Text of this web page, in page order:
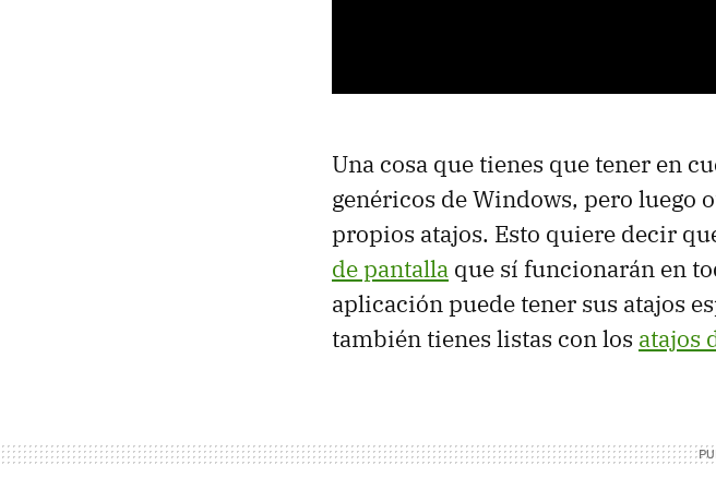
Una cosa que tienes que tener en
genéricos de Windows, pero luego
propios atajos. Esto quiere decir
de pantalla que sí funcionarán en
aplicación puede tener sus atajos
también tienes listas con los atajos